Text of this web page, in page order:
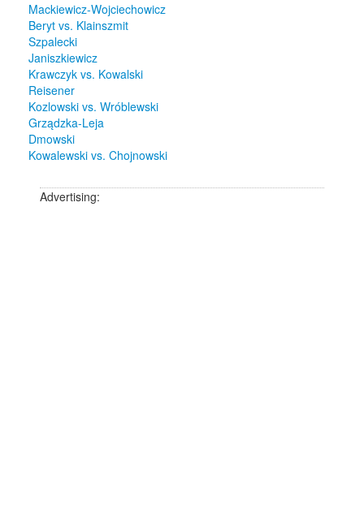
Mackiewicz-Wojciechowicz
Beryt vs. Klainszmit
Szpalecki
Janiszkiewicz
Krawczyk vs. Kowalski
Reisener
Kozlowski vs. Wróblewski
Grządzka-Leja
Dmowski
Kowalewski vs. Chojnowski
Advertising: